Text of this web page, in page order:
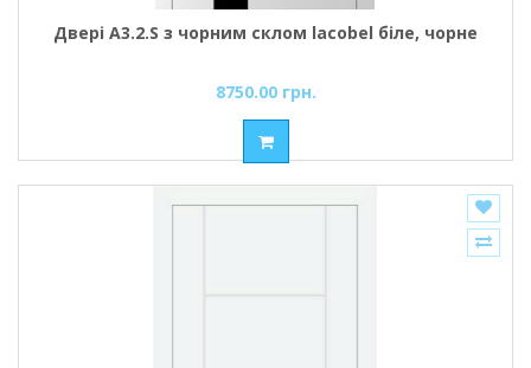
Двері A3.2.S з чорним склом lacobel біле, чорне
8750.00 грн.